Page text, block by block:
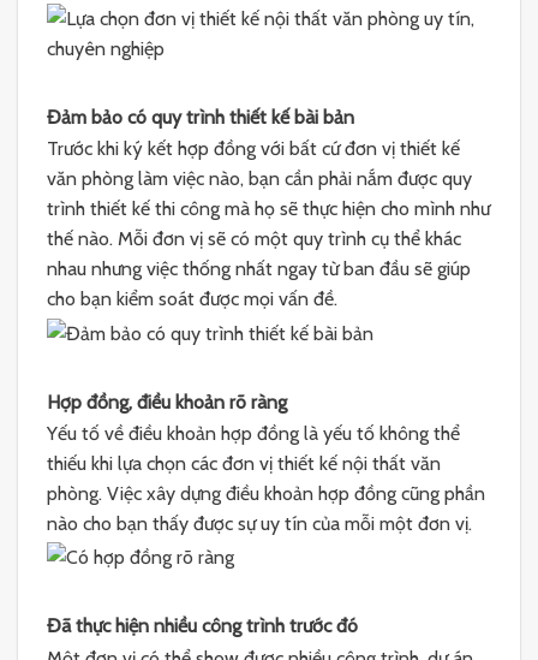
Đảm bảo có quy trình thiết kế bài bản
Trước khi ký kết hợp đồng với bất cứ đơn vị thiết kế
văn phòng làm việc nào, bạn cần phải nắm được quy
trình thiết kế thi công mà họ sẽ thực hiện cho mình như
thế nào. Mỗi đơn vị sẽ có một quy trình cụ thể khác
nhau nhưng việc thống nhất ngay từ ban đầu sẽ giúp
cho bạn kiểm soát được mọi vấn đề.
Hợp đồng, điều khoản rõ ràng
Yếu tố về điều khoản hợp đồng là yếu tố không thể
thiếu khi lựa chọn các đơn vị thiết kế nội thất văn
phòng. Việc xây dựng điều khoản hợp đồng cũng phần
nào cho bạn thấy được sự uy tín của mỗi một đơn vị.
Đã thực hiện nhiều công trình trước đó